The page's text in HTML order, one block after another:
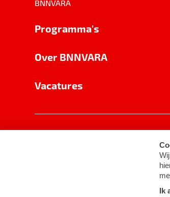
BNNVARA
Programma's
Over BNNVARA
Vacatures
Cookie-instellingen